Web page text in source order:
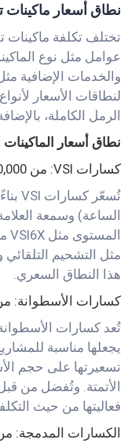
نطاق أسعار
تختلف تكلفة
عوامل مثل نوع
والخدمات الإضافية
لنطاقات الأسعار
الرمل الكاملة،
نطاق أسعار الماكينات
كسارات VSI
: من 20,000 إلى 100,000 دولار
الساعة) وسمعة
مثل التشحيم
هذا النطاق السعري.
كسارات الأسطوانة: من 10,000 إلى 50,000
تُعد كسارات
يجعلها مناسبة
تسعيرتها على حجم
الأتمتة. وتُفضل من
فعاليتها من حيث
الكسارات المدمجة: من 15,000 إلى 80,000